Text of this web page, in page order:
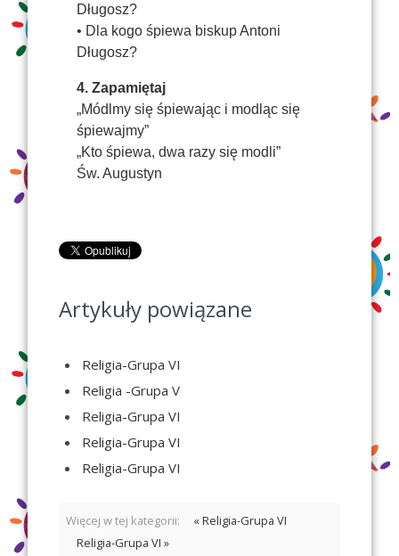
Długosz?
• Dla kogo śpiewa biskup Antoni
Długosz?
4. Zapamiętaj
„Módlmy się śpiewając i modląc się
śpiewajmy”
„Kto śpiewa, dwa razy się modli”
Św. Augustyn
Artykuły powiązane
Religia-Grupa VI
Religia -Grupa V
Religia-Grupa VI
Religia-Grupa VI
Religia-Grupa VI
Więcej w tej kategorii:
« Religia-Grupa VI
Religia-Grupa VI »